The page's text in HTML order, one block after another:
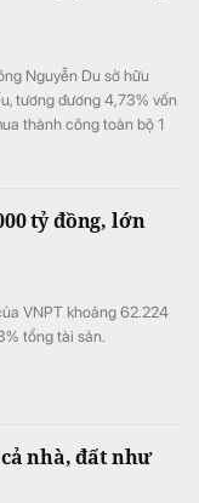
Nguyễn Du sở hữu
tương đương 4,73% vốn
thành công toàn bộ 1
tỷ đồng, lớn
VNPT khoảng 62.224
tổng tài sản.
nhà, đất như